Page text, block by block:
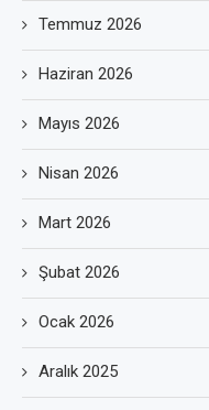
Temmuz 2026
Haziran 2026
Mayıs 2026
Nisan 2026
Mart 2026
Şubat 2026
Ocak 2026
Aralık 2025